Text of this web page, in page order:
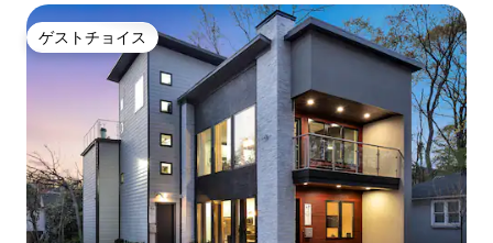
ゲストチョイス
ゲストチョイス